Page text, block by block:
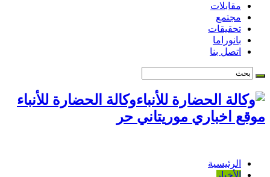
مقابلات
مجتمع
تحقيقات
بانوراما
اتصل بنا
وكالة الحضارة للأنباء
موقع اخباري موريتاني حر
الرئيسية
الأخبار